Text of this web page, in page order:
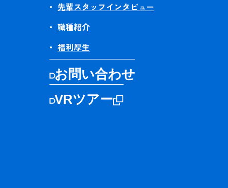
先輩スタッフインタビュー
職種紹介
福利厚生
お問い合わせ
VRツアー